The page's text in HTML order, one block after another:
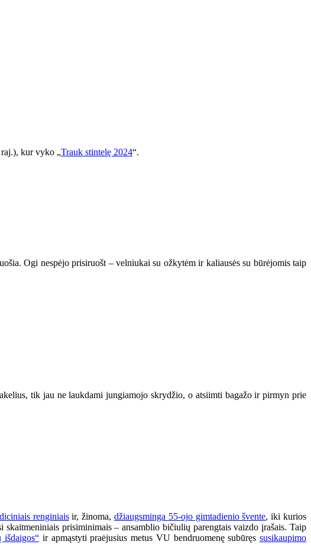
raj.), kur vyko „Trauk stintelę 2024“.
Ogi nespėjo prisiruošt – velniukai su ožkytėm ir kaliausės su būrėjomis taip
tik jau ne laukdami jungiamojo skrydžio, o atsiimti bagažo ir pirmyn prie
renginiaisir, žinoma, džiaugsminga 55-ojo gimtadienio švente, iki kurios
prisiminimais – ansamblio bičiulių parengtais vaizdo įrašais. Taip
išdaigos“ ir apmąstyti praėjusius metus VU bendruomenę subūręssusikaupimo